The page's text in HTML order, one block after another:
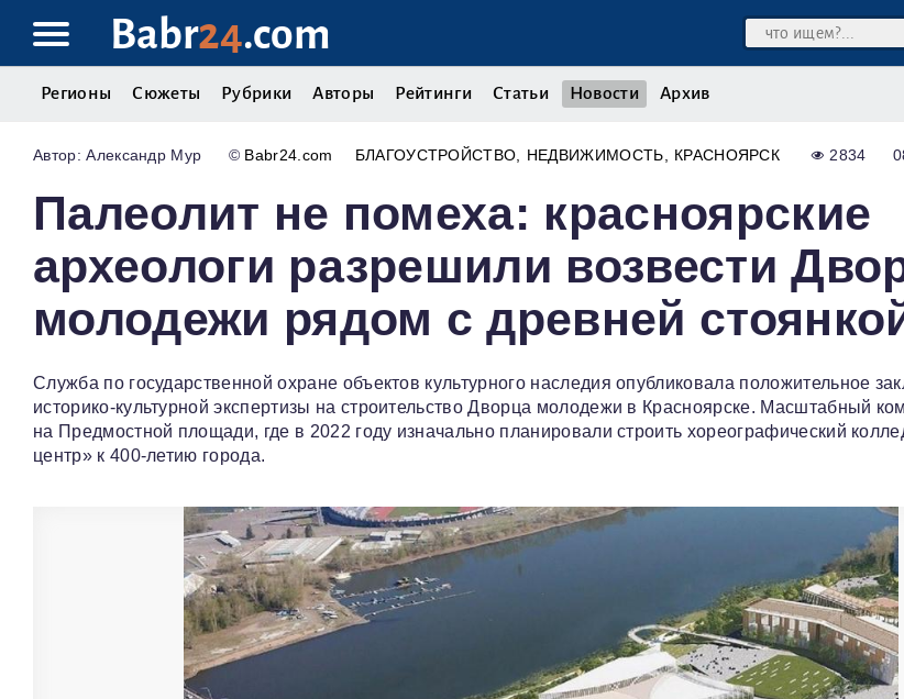
Babr24.com
Регионы Сюжеты Рубрики Авторы Рейтинги Статьи Новости Архив
Александр Мур © Babr24.com БЛАГОУСТРОЙСТВО НЕДВИЖИМОСТЬ КРАСНОЯРСК 2834
Палеолит не помеха: красноярские
археологи разрешили возвести
молодежи рядом с древней
Служба по государственной охране объектов культурного наследия опубликовала положительное
историко-культурной экспертизы на строительство Дворца молодежи в Красноярске. Масштабный
на Предмостной площади, где в 2022 году изначально планировали строить хореографический
центр» к 400-летию города.